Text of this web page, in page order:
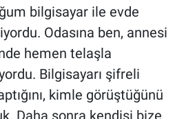
bilgisayar ile evde
Odasına ben, annesi
hemen telaşla
Bilgisayarı şifreli
kimle görüştüğünü
Daha sonra kendisi bize